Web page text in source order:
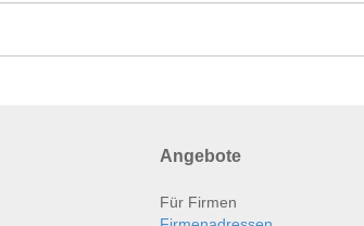
Angebote
Für Firmen